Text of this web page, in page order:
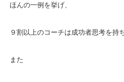
ほんの一例を挙げ、
９割以上のコーチは成功者思考を持
また